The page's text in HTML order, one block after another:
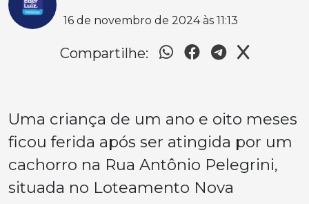
16 de novembro de 2024 às 11:13
Compartilhe:
Uma criança de um ano e oito meses
ficou ferida após ser atingida por um
cachorro na Rua Antônio Pelegrini,
situada no Loteamento Nova